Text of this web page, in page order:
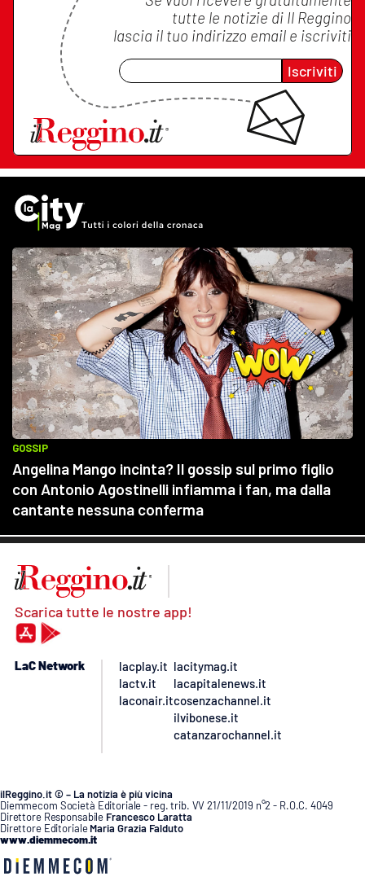
tutte le notizie di Il Reggino
lascia il tuo indirizzo email e iscriviti
Iscriviti
Scarica tutte le nostre app!
LaC Network
lacplay.it
lactv.it
laconair.it
lacitymag.it
lacapitalenews.it
cosenzachannel.it
ilvibonese.it
catanzarochannel.it
ilReggino.it © – La notizia è più vicina
Diemmecom Società Editoriale - reg. trib. VV 21/11/2019 n°2 - R.O.C. 4049
Direttore Responsabile Francesco Laratta
Direttore Editoriale Maria Grazia Falduto
www.diemmecom.it